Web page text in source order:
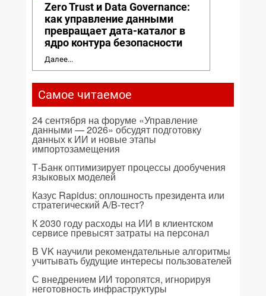
Zero Trust и Data Governance:
как управление данными
превращает дата-каталог в
ядро контура безопасности
Далее...
Самое читаемое
24 сентября на форуме «Управление
данными — 2026» обсудят подготовку
данных к ИИ и новые этапы
импортозамещения
Т-Банк оптимизирует процессы дообучения
языковых моделей
Казус Rapidus: оплошность президента или
стратегический A/B-тест?
К 2030 году расходы на ИИ в клиентском
сервисе превысят затраты на персонал
В VK научили рекомендательные алгоритмы
учитывать будущие интересы пользователей
С внедрением ИИ торопятся, игнорируя
неготовность инфраструктуры